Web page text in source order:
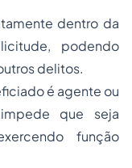
dentro da
podendo
delitos.
é agente ou
que seja
função